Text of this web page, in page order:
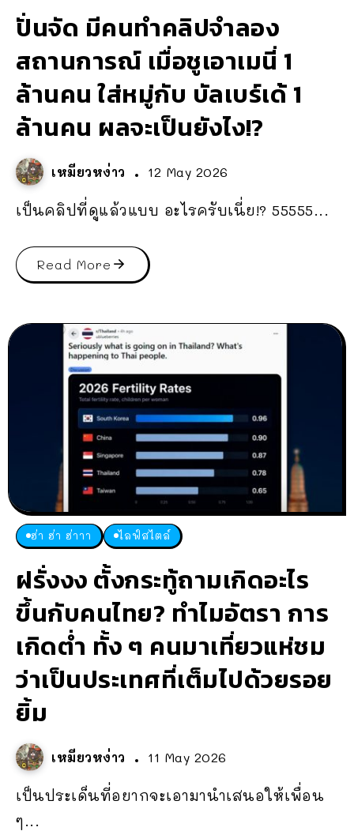
ปั่นจัด มีคนทำคลิปจำลอง
สถานการณ์ เมื่อชูเอาเมนี่ 1
ล้านคน ใส่หมู่กับ บัลเบร์เด้ 1
ล้านคน ผลจะเป็นยังไง!?
เหมียวหง่าว 12 May 2026
เป็นคลิปที่ดูแล้วแบบ อะไรครับเนี่ย!? 55555...
Read More
ฮ่า ฮ่า ฮ่าาา ไลฟ์สไตล์
ฝรั่งงง ตั้งกระทู้ถามเกิดอะไร
ขึ้นกับคนไทย? ทำไมอัตรา การ
เกิดต่ำ ทั้ง ๆ คนมาเที่ยวแห่ชม
ว่าเป็นประเทศที่เต็มไปด้วยรอย
ยิ้ม
เหมียวหง่าว 11 May 2026
เป็นประเด็นที่อยากจะเอามานำเสนอให้เพื่อน
ๆ...